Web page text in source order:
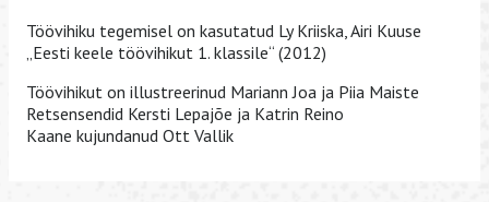
Töövihiku tegemisel on kasutatud Ly Kriiska, Airi Kuuse
„Eesti keele töövihikut 1. klassile“ (2012)
Töövihikut on illustreerinud Mariann Joa ja Piia Maiste
Retsensendid Kersti Lepajõe ja Katrin Reino
Kaane kujundanud Ott Vallik